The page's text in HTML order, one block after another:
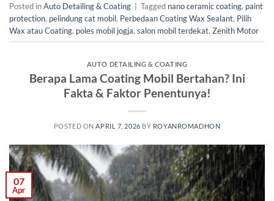
Posted inAuto Detailing & Coating Tagged nano ceramic coating, paint
protection, pelindung cat mobil, Perbedaan Coating Wax Sealant, Pilih
Wax atau Coating, poles mobil jogja, salon mobil terdekat, Zenith Motor
AUTO DETAILING & COATING
Berapa Lama Coating Mobil Bertahan? Ini
Fakta & Faktor Penentunya!
POSTED ONAPRIL 7, 2026 BY ROYANROMADHON
07
Apr